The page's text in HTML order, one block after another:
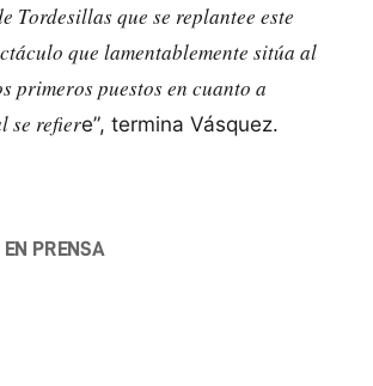
Tordesillas que se replantee este
que lamentablemente sitúa al
primeros puestos en cuanto a
se refiere”, termina Vásquez.
PRENSA